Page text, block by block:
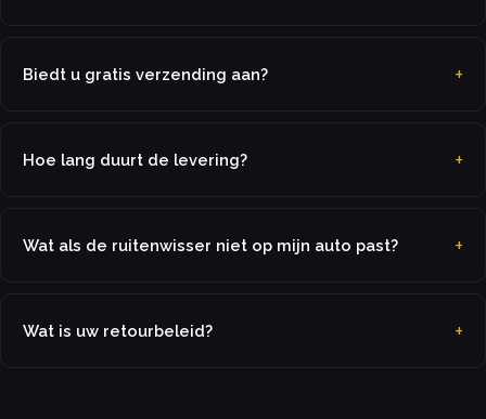
Biedt u gratis verzending aan?
Hoe lang duurt de levering?
Wat als de ruitenwisser niet op mijn auto past?
Wat is uw retourbeleid?